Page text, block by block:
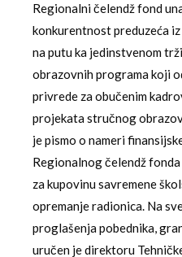
Regionalni čelendž fond
konkurentnost preduzeća
na putu ka jedinstvenom
obrazovnih programa koji
privrede za obučenim
projekata stručnog
je pismo o nameri
Regionalnog čelendž
za kupovinu savremene
opremanje radionica. Na
proglašenja pobednika,
uručen je direktoru